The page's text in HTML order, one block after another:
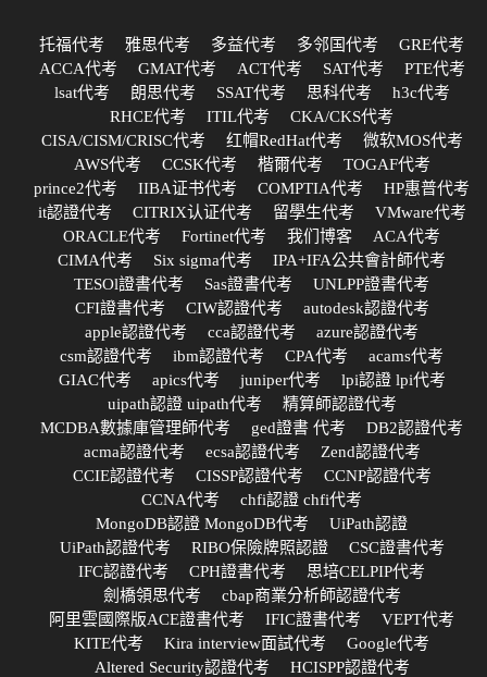
托福代考 雅思代考 多益代考 多邻国代考
GRE代考
ACCA代考
GMAT代考 ACT代考 SAT代考
PTE代考
lsat代考
朗思代考 SSAT代考 思科代考
h3c代考
RHCE代考
ITIL代考
CKA/CKS代考
CISA/CISM/CRISC代考
红帽RedHat代考
微软MOS代考
AWS代考
CCSK代考 楷爾代考
TOGAF代考
prince2代考
IIBA证书代考 COMPTIA代考
HP惠普代考
it認證代考
CITRIX认证代考 留學生代考
VMware代考
ORACLE代考
Fortinet代考 我们博客
ACA代考
CIMA代考
Six sigma代考
IPA+IFA公共會計師代考
TESOl證書代考
Sas證書代考
UNLPP證書代考
CFI證書代考
CIW認證代考
autodesk認證代考
apple認證代考
cca認證代考
azure認證代考
csm認證代考
ibm認證代考 CPA代考
acams代考
GIAC代考
apics代考 juniper代考
lpi認證 lpi代考
uipath認證 uipath代考
精算師認證代考
MCDBA數據庫管理師代考
ged證書 代考
DB2認證代考
acma認證代考
ecsa認證代考
Zend認證代考
CCIE認證代考
CISSP認證代考
CCNP認證代考
CCNA代考
chfi認證 chfi代考
MongoDB認證 MongoDB代考
UiPath認證
UiPath認證代考
RIBO保險牌照認證
CSC證書代考
IFC認證代考
CPH證書代考
思培CELPIP代考
劍橋領思代考
cbap商業分析師認證代考
阿里雲國際版ACE證書代考
IFIC證書代考
VEPT代考
KITE代考
Kira interview面試代考
Google代考
Altered Security認證代考
HCISPP認證代考